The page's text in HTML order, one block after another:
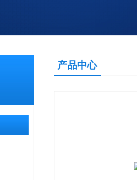
产品中心